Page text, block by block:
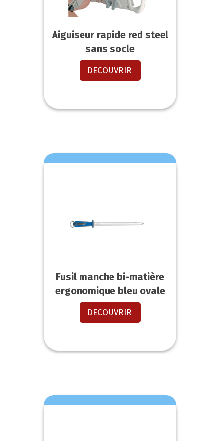
Aiguiseur rapide red steel
sans socle
DECOUVRIR
Fusil manche bi-matière
ergonomique bleu ovale
DECOUVRIR